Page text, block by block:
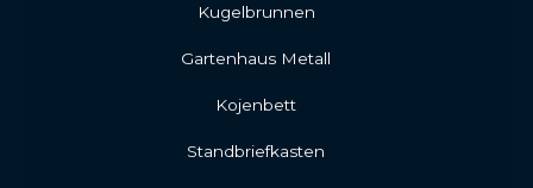
Kugelbrunnen
Gartenhaus Metall
Kojenbett
Standbriefkasten